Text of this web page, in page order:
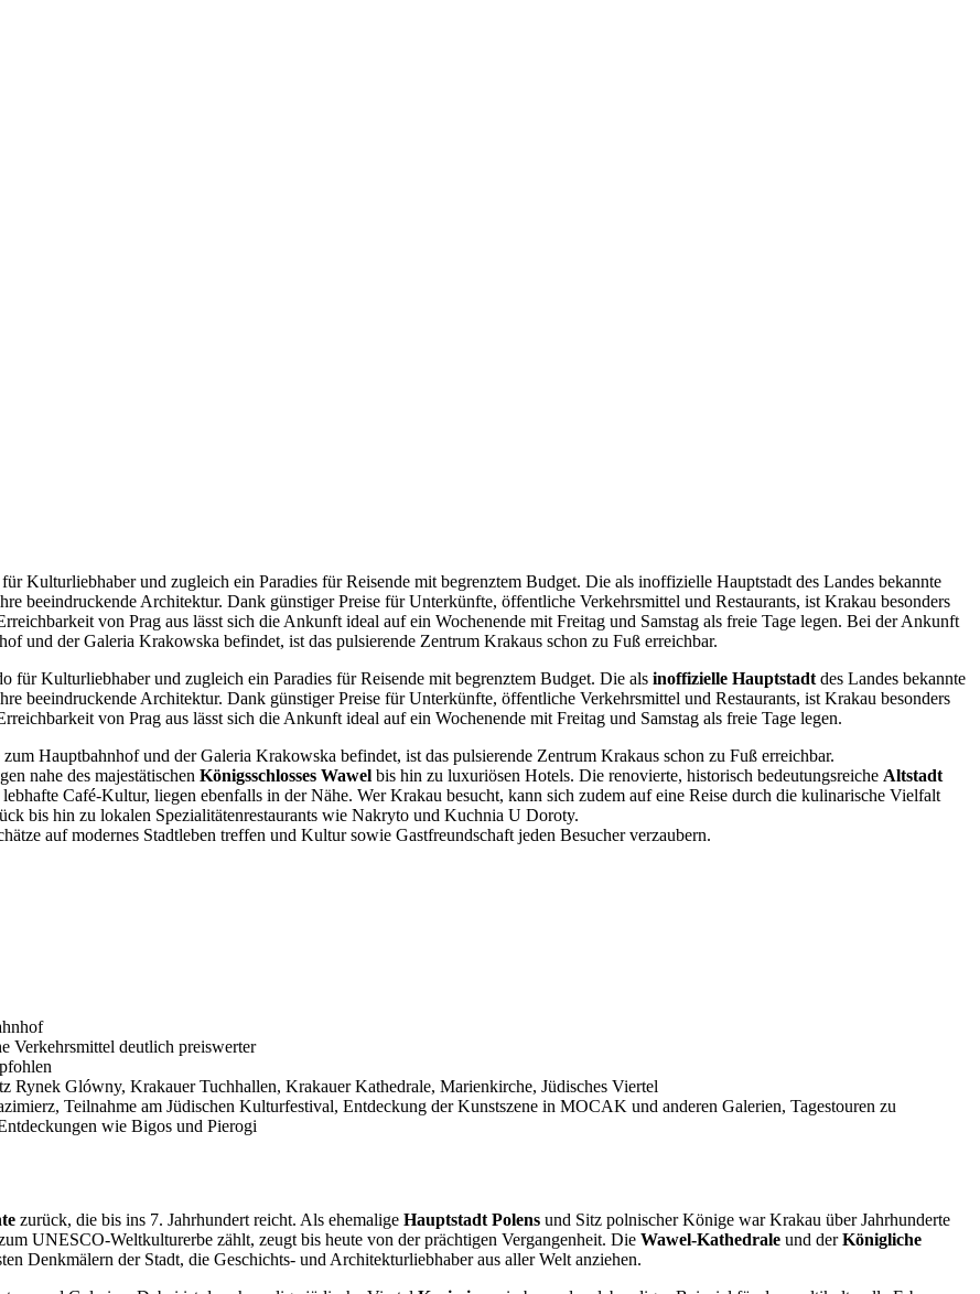
Kulturliebhaber und zugleich ein Paradies für Reisende mit begrenztem Budget. Die als inoffizielle Hauptstadt des Landes bekannte
beeindruckende Architektur. Dank günstiger Preise für Unterkünfte, öffentliche Verkehrsmittel und Restaurants, ist Krakau besonders
von Prag aus lässt sich die Ankunft ideal auf ein Wochenende mit Freitag und Samstag als freie Tage legen. Bei der Ankunft
und der Galeria Krakowska befindet, ist das pulsierende Zentrum Krakaus schon zu Fuß erreichbar.
für Kulturliebhaber und zugleich ein Paradies für Reisende mit begrenztem Budget. Die als inoffizielle Hauptstadt des Landes bekannte
beeindruckende Architektur. Dank günstiger Preise für Unterkünfte, öffentliche Verkehrsmittel und Restaurants, ist Krakau besonders
von Prag aus lässt sich die Ankunft ideal auf ein Wochenende mit Freitag und Samstag als freie Tage legen.
Hauptbahnhof und der Galeria Krakowska befindet, ist das pulsierende Zentrum Krakaus schon zu Fuß erreichbar.
nahe des majestätischen Königsschlosses Wawel bis hin zu luxuriösen Hotels. Die renovierte, historisch bedeutungsreiche Altstadt
Café-Kultur, liegen ebenfalls in der Nähe. Wer Krakau besucht, kann sich zudem auf eine Reise durch die kulinarische Vielfalt
bis hin zu lokalen Spezialitätenrestaurants wie Nakryto und Kuchnia U Doroty.
auf modernes Stadtleben treffen und Kultur sowie Gastfreundschaft jeden Besucher verzaubern.
Verkehrsmittel deutlich preiswerter
Rynek Glówny, Krakauer Tuchhallen, Krakauer Kathedrale, Marienkirche, Jüdisches Viertel
Teilnahme am Jüdischen Kulturfestival, Entdeckung der Kunstszene in MOCAK und anderen Galerien, Tagestouren zu
wie Bigos und Pierogi
zurück, die bis ins 7. Jahrhundert reicht. Als ehemalige Hauptstadt Polens und Sitz polnischer Könige war Krakau über Jahrhunderte
UNESCO-Weltkulturerbe zählt, zeugt bis heute von der prächtigen Vergangenheit. Die Wawel-Kathedrale und derKönigliche
Denkmälern der Stadt, die Geschichts- und Architekturliebhaber aus aller Welt anziehen.